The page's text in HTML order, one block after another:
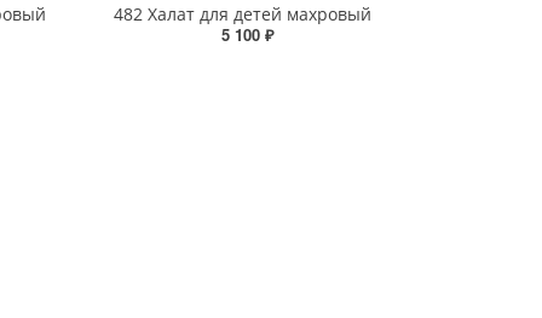
482 Халат для детей махровый
5 100 ₽